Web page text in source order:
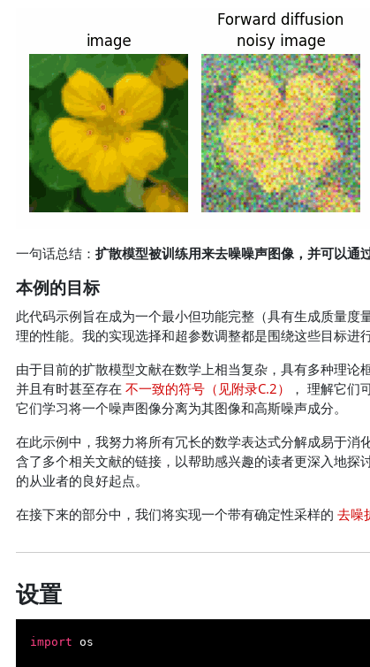
一句话总结： 扩散模型被训练用来去噪噪声图像，并可以通
本例的目标
此代码示例旨在成为一个最小但功能完整（具有生成质量度
理的性能。我的实现选择和超参数调整都是围绕这些目标进行
由于目前的扩散模型文献在数学上相当复杂，具有多种理论
并且有时甚至存在 不一致的符号（见附录C.2）
， 理解它们
它们学习将一个噪声图像分离为其图像和高斯噪声成分。
在此示例中，我努力将所有冗长的数学表达式分解成易于消
含了多个相关文献的链接，以帮助感兴趣的读者更深入地探
的从业者的良好起点。
在接下来的部分中，我们将实现一个带有确定性采样的 去噪
设置
import os